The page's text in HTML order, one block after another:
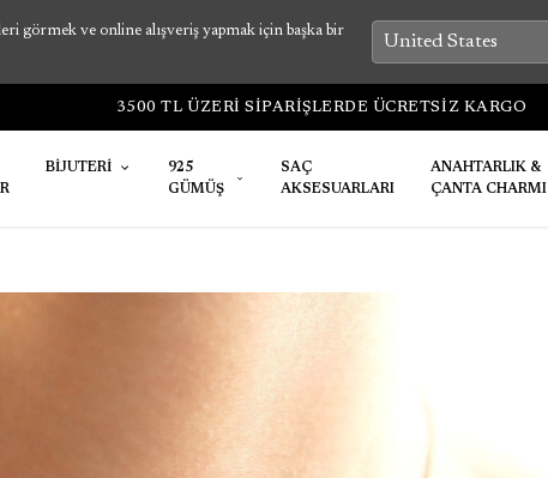
görmek ve online alışveriş yapmak için başka bir
3500 TL ÜZERİ SİPARİŞLERDE ÜCRETSİZ KARGO
BİJUTERİ
925
GÜMÜŞ
SAÇ
AKSESUARLARI
ANAHTARLIK &
ÇANTA CHARMI